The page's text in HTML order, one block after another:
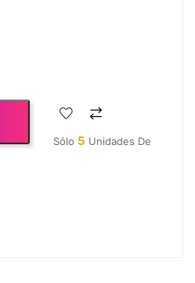
Sólo 5 Unidades De